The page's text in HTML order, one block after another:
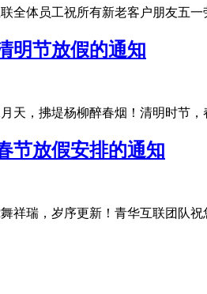
全体员工祝所有新老客户朋友五
明节放假的通知
天，拂堤杨柳醉春烟！清明时节
节放假安排的通知
祥瑞，岁序更新！青华互联团队